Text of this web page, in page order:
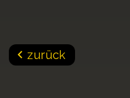
zurück